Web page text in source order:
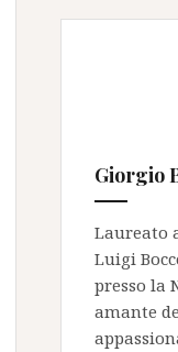
Giorgio
Laureato
Luigi
presso la
amante